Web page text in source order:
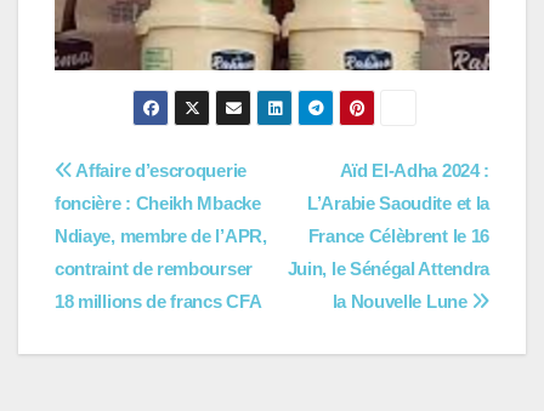
Navigation
de
l’article
Aïd El-Adha 2024 :
L’Arabie Saoudite et la
France Célèbrent le 16
Juin, le Sénégal Attendra
la Nouvelle Lune
Affaire d’escroquerie
foncière : Cheikh Mbacke
Ndiaye, membre de l’APR,
contraint de rembourser
18 millions de francs CFA